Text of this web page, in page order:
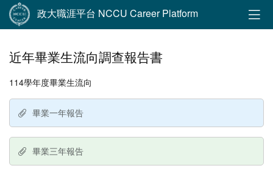
政大職涯平台 NCCU Career Platform
近年畢業生流向調查報告書
114學年度畢業生流向
畢業一年報告
畢業三年報告